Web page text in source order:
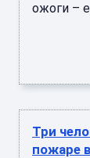
ожоги –
Три
пожаре